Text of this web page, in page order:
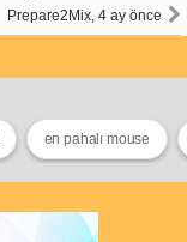
Prepare2Mix, 4 ay önce
en pahalı mouse